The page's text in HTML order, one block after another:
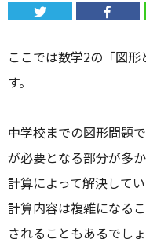
ここでは数学2の「図
す。
中学校までの図形問題
が必要となる部分が多
計算によって解決して
計算内容は複雑になる
されることもあるでしょ